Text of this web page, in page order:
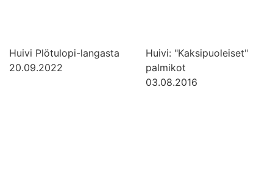
Huivi Plötulopi-langasta
20.09.2022
Huivi: "Kaksipuoleiset"
palmikot
03.08.2016